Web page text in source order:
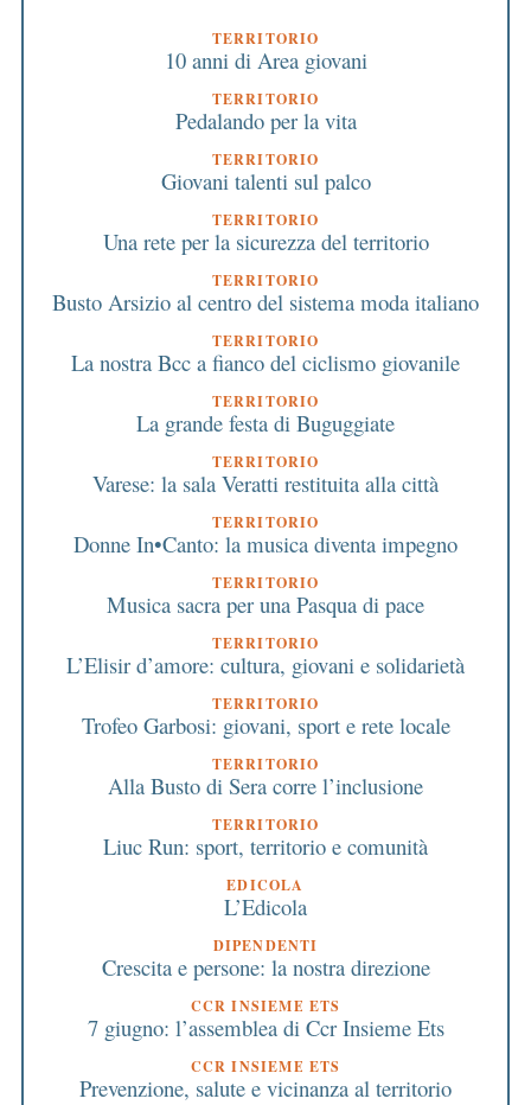
TERRITORIO
10 anni di Area giovani
TERRITORIO
Pedalando per la vita
TERRITORIO
Giovani talenti sul palco
TERRITORIO
Una rete per la sicurezza del territorio
TERRITORIO
Busto Arsizio al centro del sistema moda italiano
TERRITORIO
La nostra Bcc a fianco del ciclismo giovanile
TERRITORIO
La grande festa di Buguggiate
TERRITORIO
Varese: la sala Veratti restituita alla città
TERRITORIO
Donne In•Canto: la musica diventa impegno
TERRITORIO
Musica sacra per una Pasqua di pace
TERRITORIO
L’Elisir d’amore: cultura, giovani e solidarietà
TERRITORIO
Trofeo Garbosi: giovani, sport e rete locale
TERRITORIO
Alla Busto di Sera corre l’inclusione
TERRITORIO
Liuc Run: sport, territorio e comunità
EDICOLA
L’Edicola
DIPENDENTI
Crescita e persone: la nostra direzione
CCR INSIEME ETS
7 giugno: l’assemblea di Ccr Insieme Ets
CCR INSIEME ETS
Prevenzione, salute e vicinanza al territorio